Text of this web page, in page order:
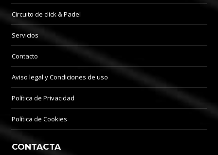
Circuito de click & Padel
Servicios
Contacto
Aviso legal y Condiciones de uso
Política de Privacidad
Política de Cookies
CONTACTA